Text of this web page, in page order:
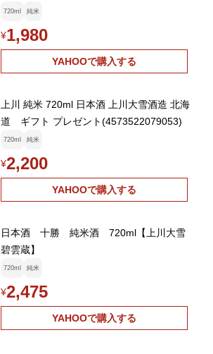
720ml 純米
¥1,980
YAHOOで購入する
上川 純米 720ml 日本酒 上川大雪酒造 北海
道 ギフト プレゼント(4573522079053)
720ml 純米
¥2,200
YAHOOで購入する
日本酒 十勝 純米酒 720ml【上川大雪
碧雲蔵】
720ml 純米
¥2,475
YAHOOで購入する